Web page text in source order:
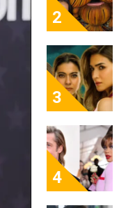
2
3
4